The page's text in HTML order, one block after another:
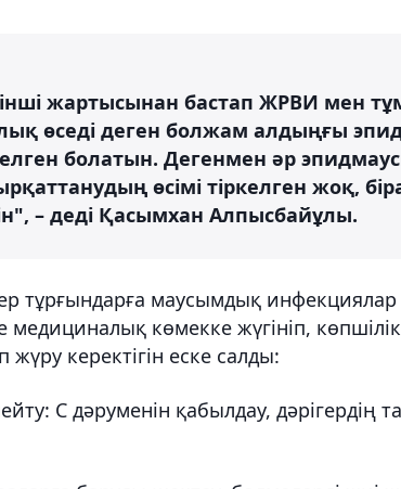
жартысынан бастап ЖРВИ мен
өседі деген болжам алдыңғы
болатын. Дегенмен әр
өсімі тіркелген жоқ,
– деді Қасымхан Алпысбайұлы.
тұрғындарға маусымдық
медициналық көмекке жүгініп,
керектігін еске салды:
С дәруменін қабылдау,